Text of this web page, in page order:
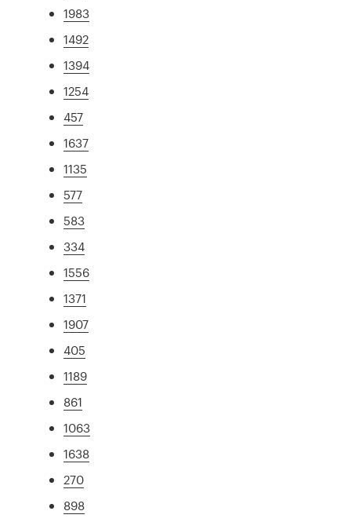
1983
1492
1394
1254
457
1637
1135
577
583
334
1556
1371
1907
405
1189
861
1063
1638
270
898